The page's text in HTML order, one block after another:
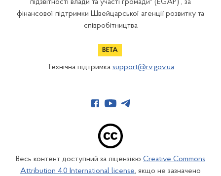
підзвітності влади та участі громади" (EGAP) , за
фінансової підтримки Швейцарської агенції розвитку та
співробітництва
Технічна підтримка support@rv.gov.ua
Весь контент доступний за ліцензією Creative Commons
Attribution 4.0 International license, якщо не зазначено